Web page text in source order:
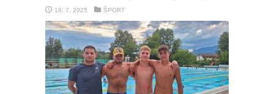
18. 7. 2025 ŠPORT